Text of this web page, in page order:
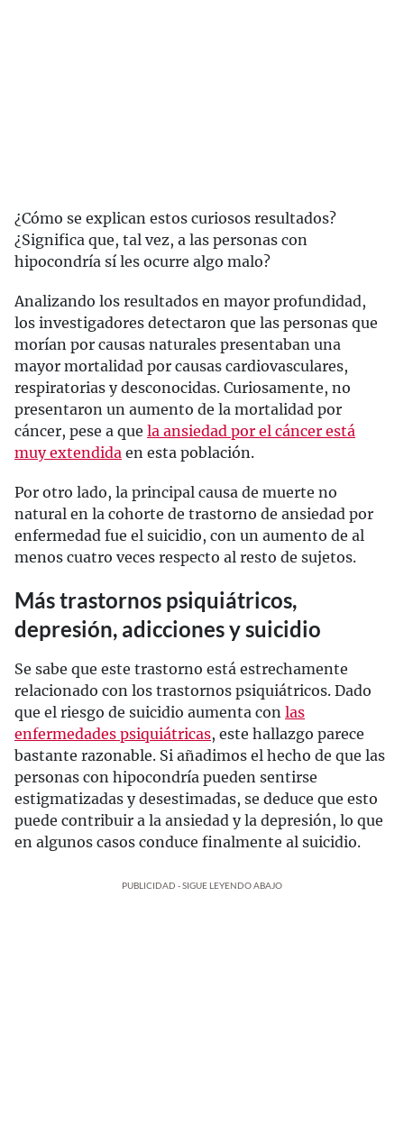
¿Cómo se explican estos curiosos resultados?
¿Significa que, tal vez, a las personas con
hipocondría sí les ocurre algo malo?
Analizando los resultados en mayor profundidad,
los investigadores detectaron que las personas que
morían por causas naturales presentaban una
mayor mortalidad por causas cardiovasculares,
respiratorias y desconocidas. Curiosamente, no
presentaron un aumento de la mortalidad por
cáncer, pese a que la ansiedad por el cáncer está
muy extendida en esta población.
Por otro lado, la principal causa de muerte no
natural en la cohorte de trastorno de ansiedad por
enfermedad fue el suicidio, con un aumento de al
menos cuatro veces respecto al resto de sujetos.
Más trastornos psiquiátricos,
depresión, adicciones y suicidio
Se sabe que este trastorno está estrechamente
relacionado con los trastornos psiquiátricos. Dado
que el riesgo de suicidio aumenta con las
enfermedades psiquiátricas, este hallazgo parece
bastante razonable. Si añadimos el hecho de que las
personas con hipocondría pueden sentirse
estigmatizadas y desestimadas, se deduce que esto
puede contribuir a la ansiedad y la depresión, lo que
en algunos casos conduce finalmente al suicidio.
PUBLICIDAD - SIGUE LEYENDO ABAJO